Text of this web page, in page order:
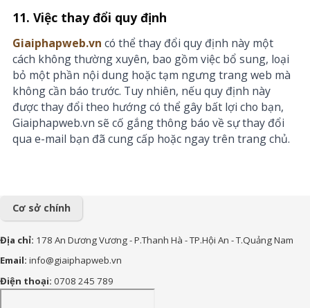
11. Việc thay đổi quy định
Giaiphapweb.vn có thể thay đổi quy định này một
cách không thường xuyên, bao gồm việc bổ sung, loại
bỏ một phần nội dung hoặc tạm ngưng trang web mà
không cần báo trước. Tuy nhiên, nếu quy định này
được thay đổi theo hướng có thể gây bất lợi cho bạn,
Giaiphapweb.vn sẽ cố gắng thông báo về sự thay đổi
qua e-mail bạn đã cung cấp hoặc ngay trên trang chủ.
Cơ sở chính
Địa chỉ: 178 An Dương Vương - P.Thanh Hà - TP.Hội An - T.Quảng Nam
Email: info@giaiphapweb.vn
Điện thoại: 0708 245 789